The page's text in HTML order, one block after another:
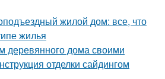
жилой дом: все, что
жилья
деревянного дома своими
отделки сайдингом